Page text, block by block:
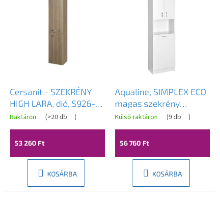
Cersanit - SZEKRÉNY
HIGH LARA, dió, S926-
008-DSM
Raktáron (>20 db )
53 260 Ft
KOSÁRBA
Aqualine, SIMPLEX ECO
magas szekrény
kosárral 50x180x30cm,
SIME510
A
termék
értékelése
5-
Külső raktáron (9 db )
56 760 Ft
KOSÁRBA